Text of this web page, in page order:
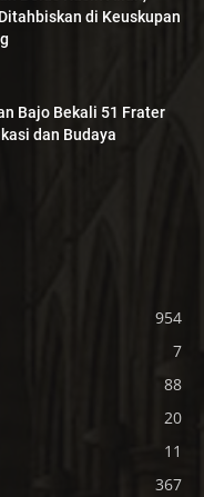
di Keuskupan
Bajo Bekali 51 Frater
dan Budaya
954
7
88
20
11
367